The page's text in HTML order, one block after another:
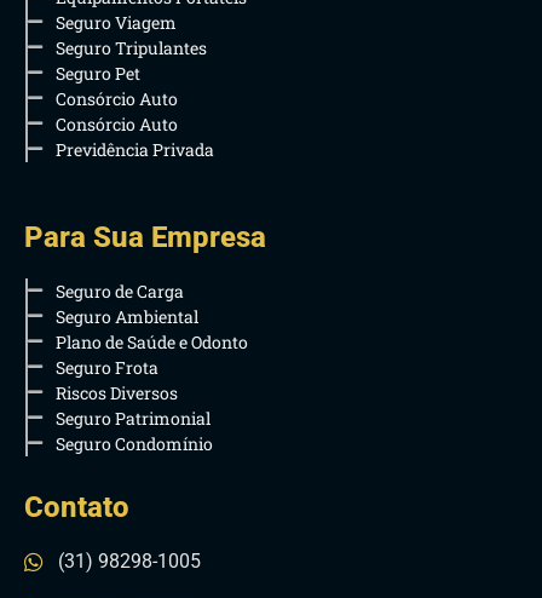
Seguro Viagem
Seguro Tripulantes
Seguro Pet
Consórcio Auto
Consórcio Auto
Previdência Privada
Para Sua Empresa
Seguro de Carga
Seguro Ambiental
Plano de Saúde e Odonto
Seguro Frota
Riscos Diversos
Seguro Patrimonial
Seguro Condomínio
Contato
(31) 98298-1005